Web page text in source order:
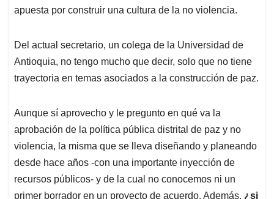
apuesta por construir una cultura de la no violencia.
Del actual secretario, un colega de la Universidad de
Antioquia, no tengo mucho que decir, solo que no tiene
trayectoria en temas asociados a la construcción de paz.
Aunque sí aprovecho y le pregunto en qué va la
aprobación de la política pública distrital de paz y no
violencia, la misma que se lleva diseñando y planeando
desde hace años -con una importante inyección de
recursos públicos- y de la cual no conocemos ni un
primer borrador en un proyecto de acuerdo. Además, ¿si